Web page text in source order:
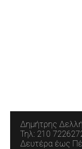
Δημήτρης
Τηλ: 210
Δευτέρα έως